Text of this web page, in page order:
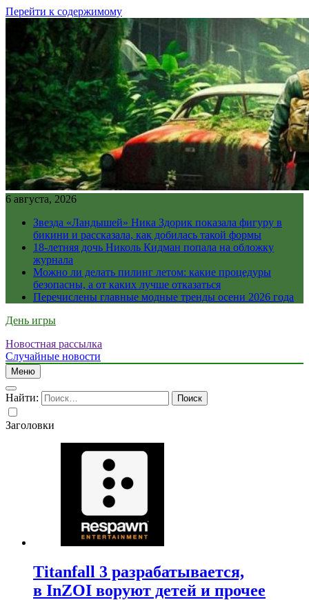
Перейти к содержимому
6 августа, 2026
Звезда «Ландышей» Ника Здорик показала фигуру в
бикини и рассказала, как добилась такой формы
18-летняя дочь Николь Кидман попала на обложку
журнала
Можно ли делать пилинг летом: какие процедуры
безопасны, а от каких лучше отказаться
Перечислены главные модные тренды осени 2026 года
День игры
Новостная рассылка
Случайные новости
Меню
Найти:
Заголовки
Titanfall 3 разрабатывается,
в InZOI воруют детей и прочее